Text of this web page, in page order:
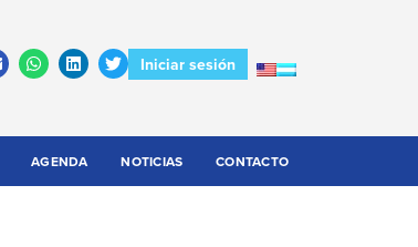
Iniciar sesión
AGENDA NOTICIAS CONTACTO